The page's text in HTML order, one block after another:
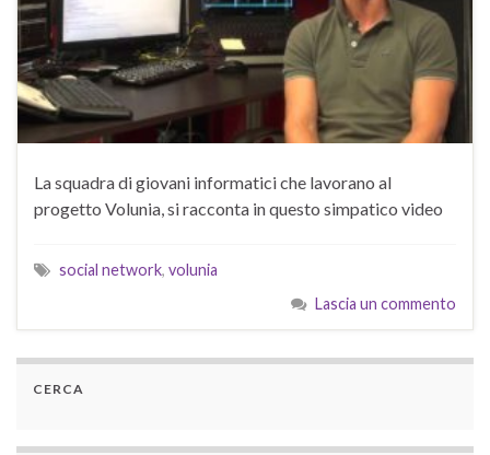
La squadra di giovani informatici che lavorano al
progetto Volunia, si racconta in questo simpatico video
social network, volunia
Lascia un commento
CERCA